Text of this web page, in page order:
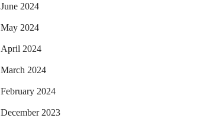
June 2024
May 2024
April 2024
March 2024
February 2024
December 2023